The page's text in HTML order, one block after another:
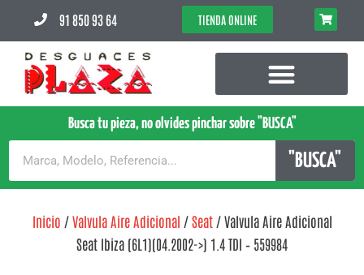
91 850 93 64 TIENDA ONLINE
Busca tu pieza, no olvides pinchar sobre "BUSCA"
"BUSCA"
Inicio /Valvula Aire Adicional /Seat/ Valvula Aire Adicional
Seat Ibiza (6L1)(04.2002->) 1.4 TDI – 559984